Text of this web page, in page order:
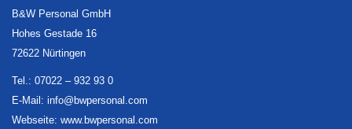
B&W Personal GmbH
Hohes Gestade 16
72622 Nürtingen
Tel.: 07022 – 932 93 0
E-Mail: info@bwpersonal.com
Webseite: www.bwpersonal.com